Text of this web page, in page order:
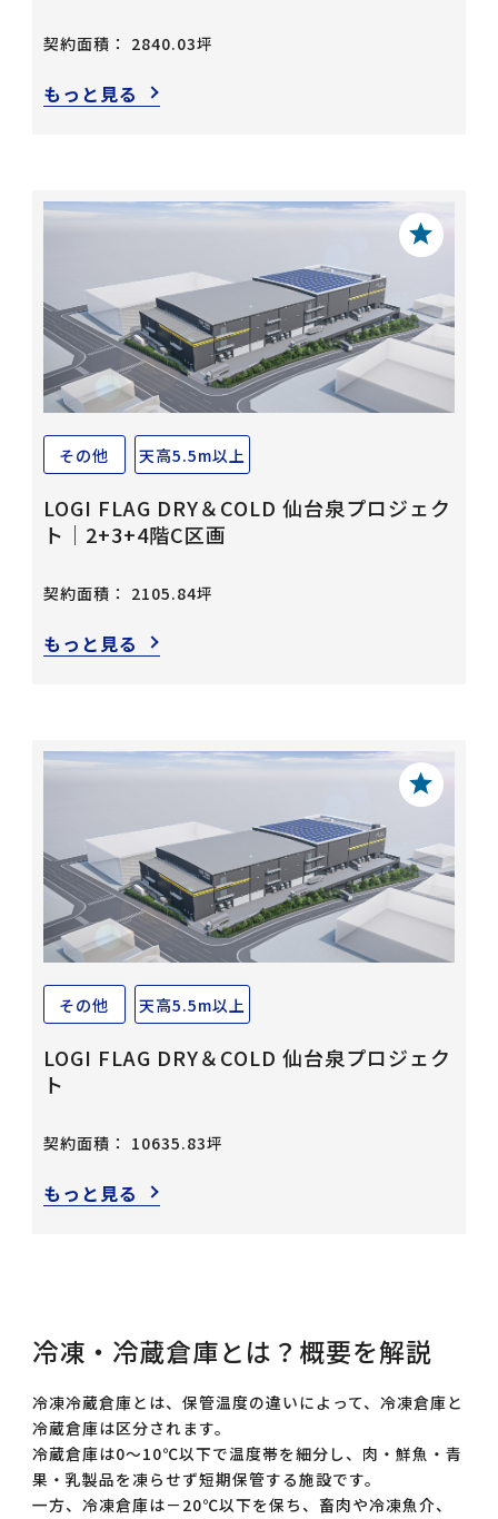
契約面積： 2840.03坪
もっと見る
その他 天高5.5m以上
LOGI FLAG DRY＆COLD 仙台泉プロジェク
ト｜2+3+4階C区画
契約面積： 2105.84坪
もっと見る
その他 天高5.5m以上
LOGI FLAG DRY＆COLD 仙台泉プロジェク
ト
契約面積： 10635.83坪
もっと見る
冷凍・冷蔵倉庫とは？概要を解説
冷凍冷蔵倉庫とは、保管温度の違いによって、冷凍倉庫と
冷蔵倉庫は区分されます。
冷蔵倉庫は0～10℃以下で温度帯を細分し、肉・鮮魚・青
果・乳製品を凍らせず短期保管する施設です。
一方、冷凍倉庫は－20℃以下を保ち、畜肉や冷凍魚介、